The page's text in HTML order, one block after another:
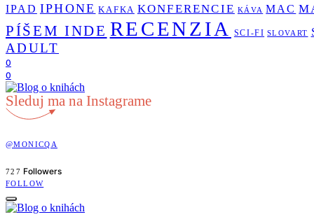
IPAD IPHONE KAFKA KONFERENCIE KÁVA MAC
PÍŠEM INDE RECENZIA SCI-FI SLOVART
ADULT
0
0
Sleduj ma na Instagrame
@MONICQA
727 Followers
FOLLOW